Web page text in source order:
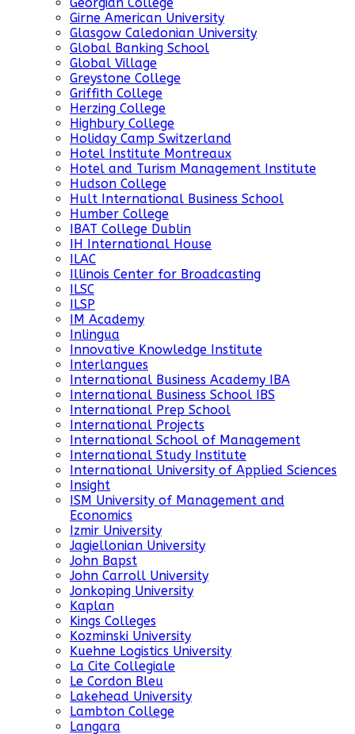
Georgian College
Girne American University
Glasgow Caledonian University
Global Banking School
Global Village
Greystone College
Griffith College
Herzing College
Highbury College
Holiday Camp Switzerland
Hotel Institute Montreaux
Hotel and Turism Management Institute
Hudson College
Hult International Business School
Humber College
IBAT College Dublin
IH International House
ILAC
Illinois Center for Broadcasting
ILSC
ILSP
IM Academy
Inlingua
Innovative Knowledge Institute
Interlangues
International Business Academy IBA
International Business School IBS
International Prep School
International Projects
International School of Management
International Study Institute
International University of Applied Sciences
Insight
ISM University of Management and
Economics
Izmir University
Jagiellonian University
John Bapst
John Carroll University
Jonkoping University
Kaplan
Kings Colleges
Kozminski University
Kuehne Logistics University
La Cite Collegiale
Le Cordon Bleu
Lakehead University
Lambton College
Langara